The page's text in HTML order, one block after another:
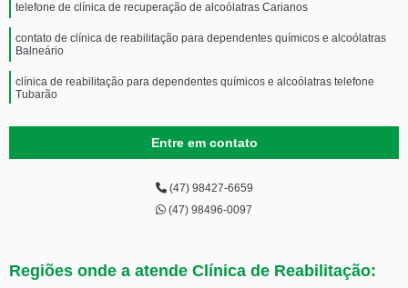
telefone de clínica de recuperação de alcoólatras Carianos
contato de clínica de reabilitação para dependentes químicos e alcoólatras
Balneário
clínica de reabilitação para dependentes químicos e alcoólatras telefone
Tubarão
clínica de internação para alcoólatras telefone Novo Horizonte
contato de clínica para recuperação de alcoólatras Doutor Pedrinho
clínica de recuperação para alcoólatra Cunhataí
clínica de alcoólatras telefone Bela Vista
clínica de reabilitação alcoólatra telefone Bela Vista
Entre em contato
(47) 98427-6659
(47) 98496-0097
Regiões onde a atende Clínica de Reabilitação: